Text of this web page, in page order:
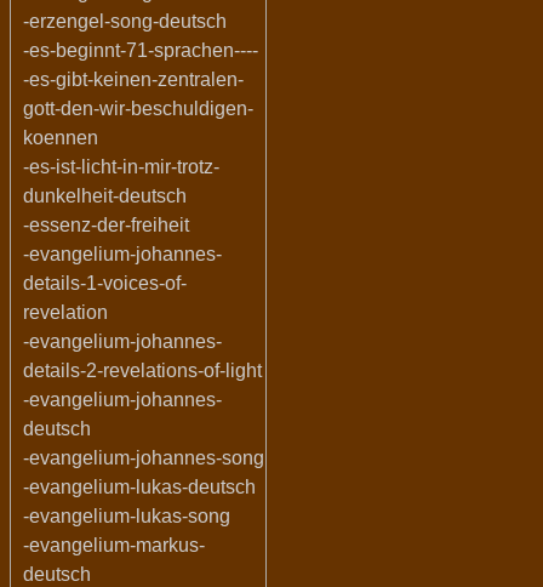
-erzengel-song-deutsch
-es-beginnt-71-sprachen----
-es-gibt-keinen-zentralen-
gott-den-wir-beschuldigen-
koennen
-es-ist-licht-in-mir-trotz-
dunkelheit-deutsch
-essenz-der-freiheit
-evangelium-johannes-
details-1-voices-of-
revelation
-evangelium-johannes-
details-2-revelations-of-light
-evangelium-johannes-
deutsch
-evangelium-johannes-song
-evangelium-lukas-deutsch
-evangelium-lukas-song
-evangelium-markus-
deutsch